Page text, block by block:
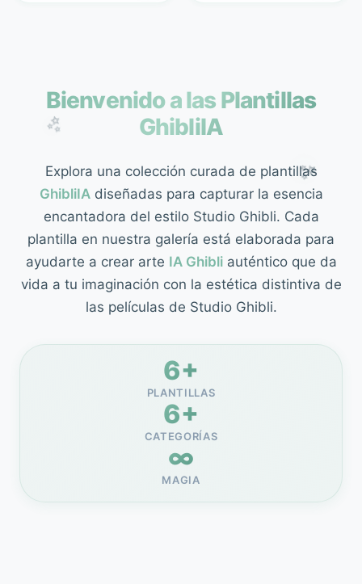
Bienvenido a las Plantillas
GhibliIA
Explora una colección curada de plantillas
GhibliIAdiseñadas para capturar la esencia
encantadora del estilo Studio Ghibli. Cada
plantilla en nuestra galería está elaborada para
ayudarte a crear arte IA Ghibliauténtico que da
vida a tu imaginación con la estética distintiva de
las películas de Studio Ghibli.
6+
PLANTILLAS
6+
CATEGORÍAS
∞
MAGIA